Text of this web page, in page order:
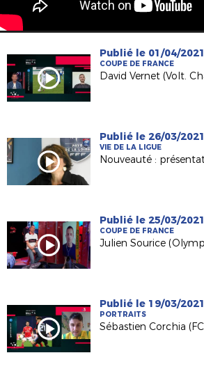
Publié le 01/04/2021
COUPE DE FRANCE
Publié le 26/03/2021
VIE DE LA LIGUE
Publié le 25/03/2021
COUPE DE FRANCE
Publié le 19/03/2021
PORTRAITS